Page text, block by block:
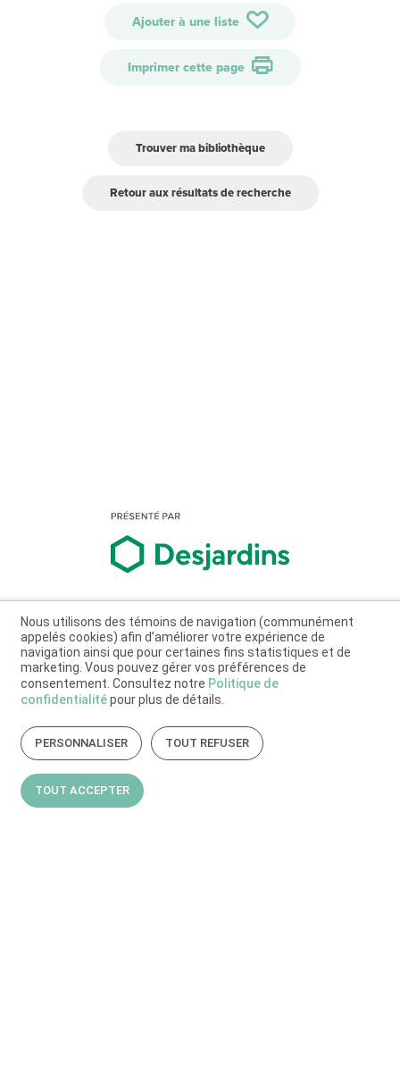
Ajouter à une liste
Imprimer cette page
Trouver ma bibliothèque
Retour aux résultats de recherche
Nous utilisons des témoins de navigation (communément
appelés cookies) afin d’améliorer votre expérience de
navigation ainsi que pour certaines fins statistiques et de
marketing. Vous pouvez gérer vos préférences de
consentement. Consultez notre Politique de
confidentialitépour plus de détails.
PERSONNALISER TOUT REFUSER
TOUT ACCEPTER